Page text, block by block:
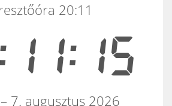
20:11
7. augusztus 2026